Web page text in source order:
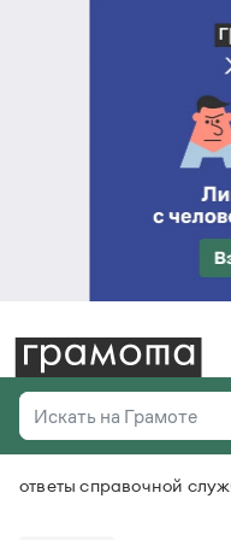
Искать на Грамоте
Справочная
Везде
ответы справочной